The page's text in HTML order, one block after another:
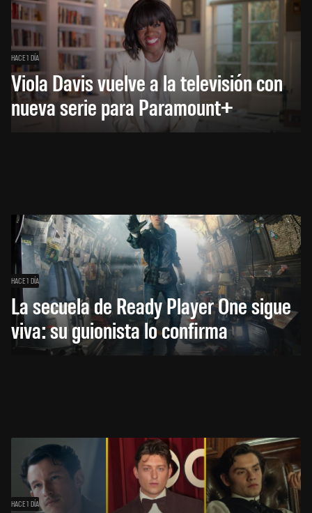
HACE 1 DÍA
Viola Davis vuelve a la televisión con
nueva serie para Paramount+
HACE 1 DÍA
La secuela de Ready Player One sigue
viva: su guionista lo confirma
HACE 1 DÍA